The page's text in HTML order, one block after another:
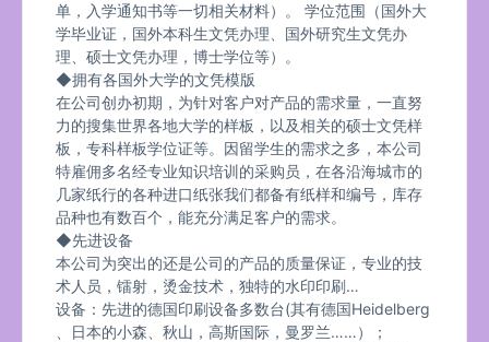
单，入学通知书等一切相关材料）。 学位范围（国外大
学毕业证，国外本科生文凭办理、国外研究生文凭办
理、硕士文凭办理，博士学位等）。
◆拥有各国外大学的文凭模版
在公司创办初期，为针对客户对产品的需求量，一直努
力的搜集世界各地大学的样板，以及相关的硕士文凭样
板，专科样板学位证等。因留学生的需求之多，本公司
特雇佣多名经专业知识培训的采购员，在各沿海城市的
几家纸行的各种进口纸张我们都备有纸样和编号，库存
品种也有数百个，能充分满足客户的需求。
◆先进设备
本公司为突出的还是公司的产品的质量保证，专业的技
术人员，镭射，烫金技术，独特的水印印刷…
设备：先进的德国印刷设备多数台(其有德国Heidelberg
、日本的小森、秋山，高斯国际，曼罗兰……）；